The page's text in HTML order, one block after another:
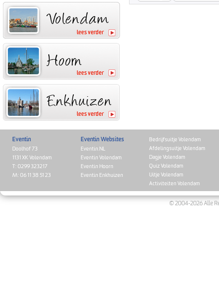
Eventin
Doolhof 73
1131 XK Volendam
T: 0299 323217
M: 06 11 38 51 23
Eventin Websites
Eventin.NL
Eventin Volendam
Eventin Hoorn
Eventin Enkhuizen
Bedrijfsuitje Volendam
Afdelingsuitje Volendam
Dagje Volendam
Quiz Volendam
Uitje Volendam
Activiteiten Volendam
© 2004-2026 Alle